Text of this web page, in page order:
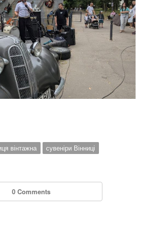
вінтажна
сувеніри Вінниці
0 Comments